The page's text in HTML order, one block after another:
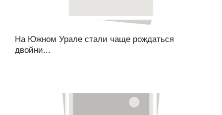
На Южном Урале стали чаще рождаться
двойни...